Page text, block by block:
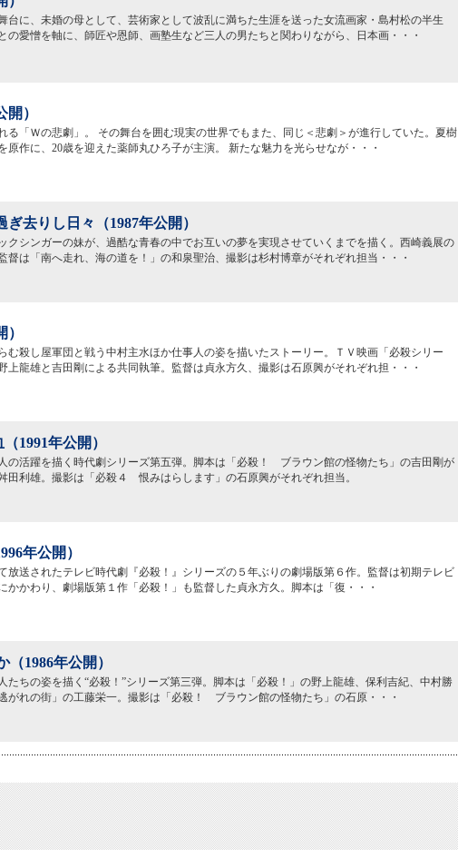
台に、未婚の母として、芸術家として波乱に満ちた生涯を送った女流画家・島村松の半生
の愛憎を軸に、師匠や恩師、画塾生など三人の男たちと関わりながら、日本画・・・
）
る「Ｗの悲劇」。 その舞台を囲む現実の世界でもまた、同じ＜悲劇＞が進行していた。夏樹
原作に、20歳を迎えた薬師丸ひろ子が主演。 新たな魅力を光らせなが・・・
去りし日々（1987年公開）
クシンガーの妹が、過酷な青春の中でお互いの夢を実現させていくまでを描く。西崎義展の
督は「南へ走れ、海の道を！」の和泉聖治、撮影は杉村博章がそれぞれ担当・・・
む殺し屋軍団と戦う中村主水ほか仕事人の姿を描いたストーリー。ＴＶ映画「必殺シリー
上龍雄と吉田剛による共同執筆。監督は貞永方久、撮影は石原興がそれぞれ担・・・
1991年公開）
の活躍を描く時代劇シリーズ第五弾。脚本は「必殺！ ブラウン館の怪物たち」の吉田剛が
田利雄。撮影は「必殺４ 恨みはらします」の石原興がそれぞれ担当。
年公開）
放送されたテレビ時代劇『必殺！』シリーズの５年ぶりの劇場版第６作。監督は初期テレビ
かかわり、劇場版第１作「必殺！」も監督した貞永方久。脚本は「復・・・
1986年公開）
たちの姿を描く“必殺！”シリーズ第三弾。脚本は「必殺！」の野上龍雄、保利吉紀、中村勝
がれの街」の工藤栄一。撮影は「必殺！ ブラウン館の怪物たち」の石原・・・